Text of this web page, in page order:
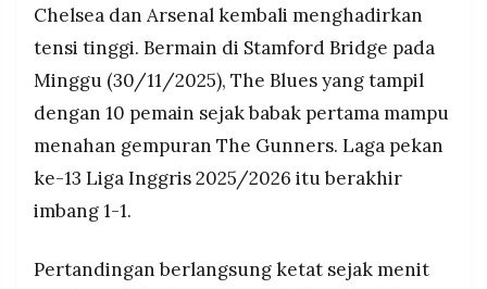
PT.
MEDIA
PRAMUDITA
Gol terjadi di babak kedua: Chelsea unggul lewat
melalui Mikel Merino.
Arsenal tetap puncaki klasemen dengan 30 poin,
sementara Chelsea turun ke peringkat tiga
dengan 24 poin.
Chelsea dan Arsenal kembali menghadirkan
tensi tinggi. Bermain di Stamford Bridge pada
Minggu (30/11/2025), The Blues yang tampil
dengan 10 pemain sejak babak pertama mampu
menahan gempuran The Gunners. Laga pekan
ke-13 Liga Inggris 2025/2026 itu berakhir
imbang 1-1.
Pertandingan berlangsung ketat sejak menit